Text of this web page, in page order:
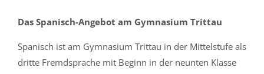
Das Spanisch-Angebot am Gymnasium Trittau
Spanisch ist am Gymnasium Trittau in der Mittelstufe als
dritte Fremdsprache mit Beginn in der neunten Klasse